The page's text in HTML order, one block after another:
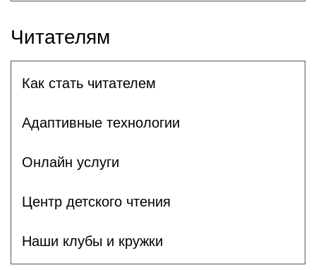
Читателям
Как стать читателем
Адаптивные технологии
Онлайн услуги
Центр детского чтения
Наши клубы и кружки